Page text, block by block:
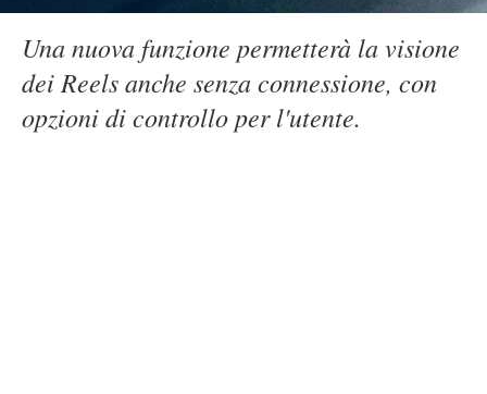
Una nuova funzione permetterà la visione
dei Reels anche senza connessione, con
opzioni di controllo per l'utente.